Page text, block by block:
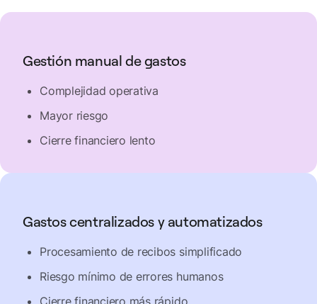
Gestión manual de gastos
Complejidad operativa
Mayor riesgo
Cierre financiero lento
Gastos centralizados y automatizados
Procesamiento de recibos simplificado
Riesgo mínimo de errores humanos
Cierre financiero más rápido